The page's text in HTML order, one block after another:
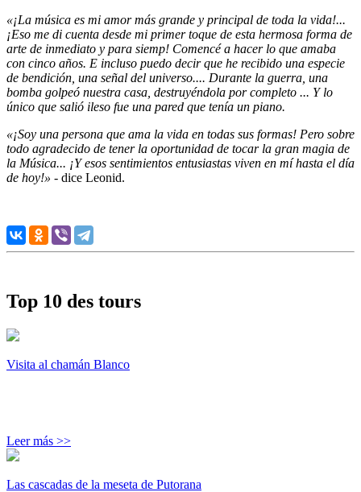
«¡La música es mi amor más grande y principal de toda la vida!...
¡Eso me di cuenta desde mi primer toque de esta hermosa forma de
arte de inmediato y para siemp! Comencé a hacer lo que amaba
con cinco años. E incluso puedo decir que he recibido una especie
de bendición, una señal del universo.... Durante la guerra, una
bomba golpeó nuestra casa, destruyéndola por completo ... Y lo
único que salió ileso fue una pared que tenía un piano.
«¡Soy una persona que ama la vida en todas sus formas! Pero sobre
todo agradecido de tener la oportunidad de tocar la gran magia de
la Música... ¡Y esos sentimientos entusiastas viven en mí hasta el día
de hoy!» - dice Leonid.
Top 10 des tours
Visita al chamán Blanco
Leer más >>
Las cascadas de la meseta de Putorana